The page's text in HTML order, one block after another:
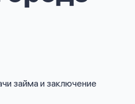
займа и заключение